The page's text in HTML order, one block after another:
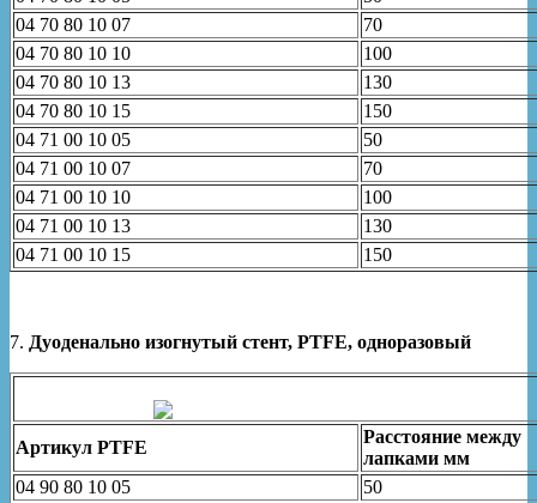
04 70 80 10 07
70
04 70 80 10 10
100
04 70 80 10 13
130
04 70 80 10 15
150
04 71 00 10 05
50
04 71 00 10 07
70
04 71 00 10 10
100
04 71 00 10 13
130
04 71 00 10 15
150
7. Дуоденально изогнутый стент, PTFE, одноразовый
Артикул PTFE
Расстояние между
лапками мм
04 90 80 10 05
50